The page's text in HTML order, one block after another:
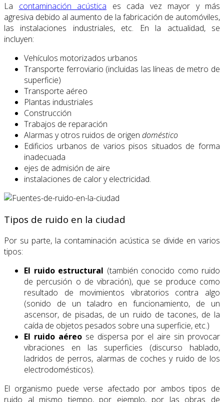
La contaminación acústica es cada vez mayor y más
agresiva debido al aumento de la fabricación de automóviles,
las instalaciones industriales, etc. En la actualidad, se
incluyen:
Vehículos motorizados urbanos
Transporte ferroviario (incluidas las líneas de metro de
superficie)
Transporte aéreo
Plantas industriales
Construcción
Trabajos de reparación
Alarmas y otros ruidos de origen doméstico
Edificios urbanos de varios pisos situados de forma
inadecuada
ejes de admisión de aire
instalaciones de calor y electricidad.
Tipos de ruido en la ciudad
Por su parte, la contaminación acústica se divide en varios
tipos:
El ruido estructural (también conocido como ruido
de percusión o de vibración), que se produce como
resultado de movimientos vibratorios contra algo
(sonido de un taladro en funcionamiento, de un
ascensor, de pisadas, de un ruido de tacones, de la
caída de objetos pesados sobre una superficie, etc.)
El ruido aéreo se dispersa por el aire sin provocar
vibraciones en las superficies (discurso hablado,
ladridos de perros, alarmas de coches y ruido de los
electrodomésticos).
El organismo puede verse afectado por ambos tipos de
ruido al mismo tiempo, por ejemplo, por las obras de